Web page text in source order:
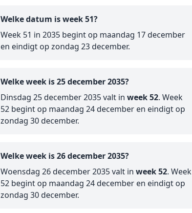
Welke datum is week 51?
Week 51 in 2035 begint op maandag 17 december
en eindigt op zondag 23 december.
Welke week is 25 december 2035?
Dinsdag 25 december 2035 valt in week 52. Week
52 begint op maandag 24 december en eindigt op
zondag 30 december.
Welke week is 26 december 2035?
Woensdag 26 december 2035 valt in week 52. Week
52 begint op maandag 24 december en eindigt op
zondag 30 december.